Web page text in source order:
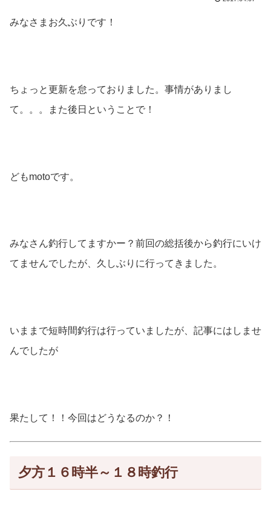
みなさまお久ぶりです！
ちょっと更新を怠っておりました。事情がありまし
て。。。また後日ということで！
どもmotoです。
みなさん釣行してますかー？前回の総括後から釣行にいけ
てませんでしたが、久しぶりに行ってきました。
いままで短時間釣行は行っていましたが、記事にはしませ
んでしたが
果たして！！今回はどうなるのか？！
夕方１６時半～１８時釣行